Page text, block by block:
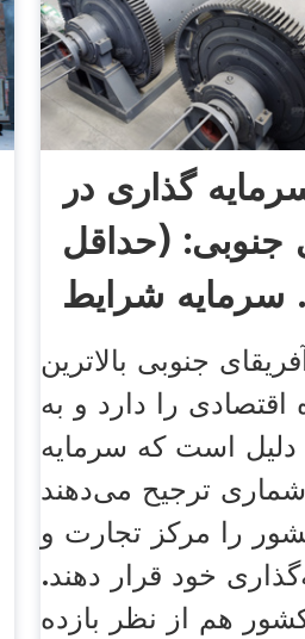
گذاری در
جنوبی: (حداقل
سرمایه شرایط .
جنوبی بالاترین
اقتصادی را دارد و به
است که سرمایه
ترجیح می‌دهند
را مرکز تجارت و
خود قرار دهند.
هم از نظر بازده